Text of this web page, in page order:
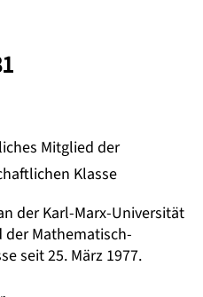
Mitglied der
Klasse
der Karl-Marx-Universität
der Mathematisch-
seit 25. März 1977.